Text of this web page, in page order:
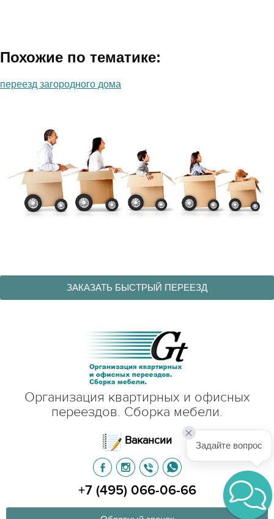
Похожие по тематике:
переезд загородного дома
ЗАКАЗАТЬ БЫСТРЫЙ ПЕРЕЕЗД
Организация квартирных и офисных
переездов. Сборка мебели.
Вакансии
+7 (495) 066-06-66
Задайте вопрос